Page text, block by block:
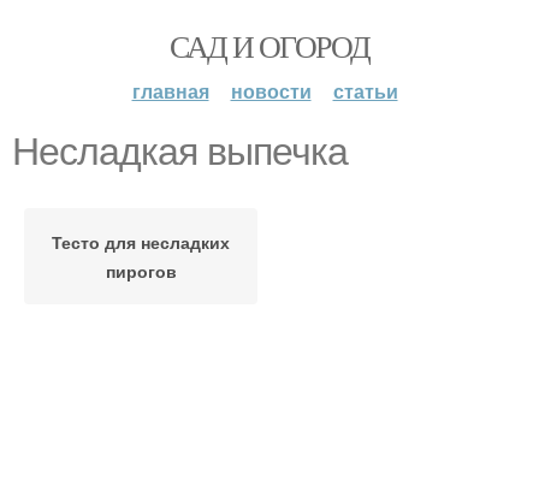
САД И ОГОРОД
главная новости статьи
Несладкая выпечка
Тесто для несладких
пирогов